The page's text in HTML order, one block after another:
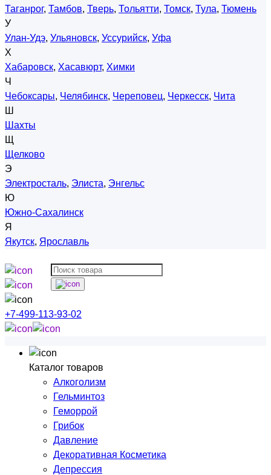
Таганрог, Тамбов, Тверь, Тольятти, Томск, Тула, Тюмень
У
Улан-Удэ, Ульяновск, Уссурийск, Уфа
Х
Хабаровск, Хасавюрт, Химки
Ч
Чебоксары, Челябинск, Череповец, Черкесск, Чита
Ш
Шахты
Щ
Щелково
Э
Электросталь, Элиста, Энгельс
Ю
Южно-Сахалинск
Я
Якутск, Ярославль
+7-499-113-93-02
Каталог товаров
Алкоголизм
Гельминтоз
Геморрой
Грибок
Давление
Декоративная Косметика
Депрессия